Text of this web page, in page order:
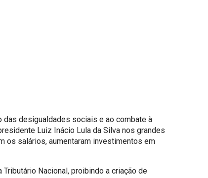
das desigualdades sociais e ao combate à
Luiz Inácio Lula da Silva nos grandes
os salários, aumentaram investimentos em
Nacional, proibindo a criação de